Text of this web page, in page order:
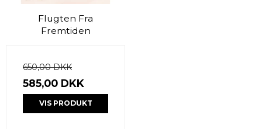
Flugten Fra
Fremtiden
650,00 DKK
585,00 DKK
VIS PRODUKT